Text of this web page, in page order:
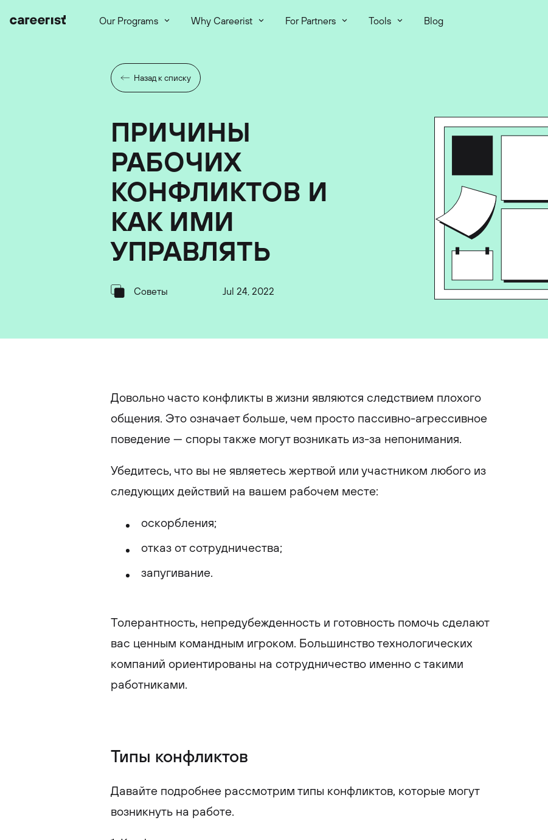
Our Programs Why Careerist For Partners Tools Blog
Назад к списку
ПРИЧИНЫ
РАБОЧИХ
КОНФЛИКТОВ И
КАК ИМИ
УПРАВЛЯТЬ
Советы Jul 24, 2022
Довольно часто конфликты в жизни являются следствием плохого
общения. Это означает больше, чем просто пассивно-агрессивное
поведение — споры также могут возникать из-за непонимания.
Убедитесь, что вы не являетесь жертвой или участником любого из
следующих действий на вашем рабочем месте:
оскорбления;
отказ от сотрудничества;
запугивание.
Толерантность, непредубежденность и готовность помочь сделают
вас ценным командным игроком. Большинство технологических
компаний ориентированы на сотрудничество именно с такими
работниками.
Типы конфликтов
Давайте подробнее рассмотрим типы конфликтов, которые могут
возникнуть на работе.